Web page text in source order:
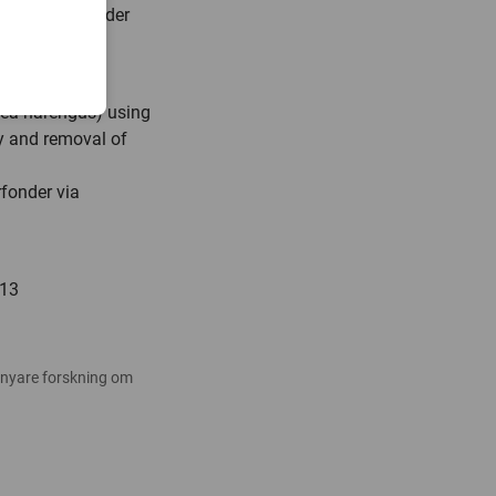
utan använder
harengus) using
and removal of
via
forskning om